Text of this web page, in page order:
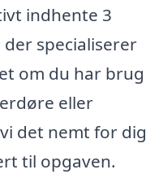
indhente 3
specialiserer
om du har brug
eller
det nemt for dig
til opgaven.